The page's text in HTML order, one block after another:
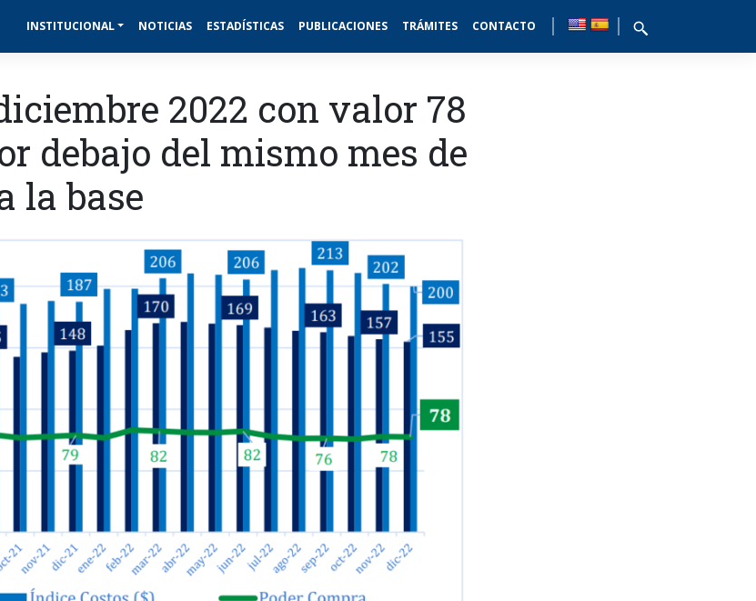
INSTITUCIONAL NOTICIAS ESTADÍSTICAS PUBLICACIONES TRÁMITES CONTACTO
2022 con valor 78
debajo del mismo mes de
la base